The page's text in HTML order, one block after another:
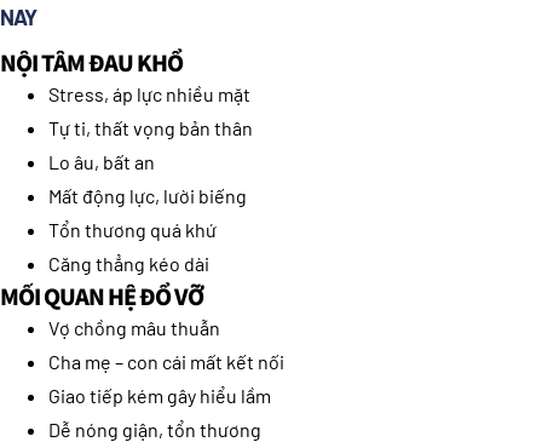
NAY
NỘI TÂM ĐAU KHỔ
Stress, áp lực nhiều mặt
Tự ti, thất vọng bản thân
Lo âu, bất an
Mất động lực, lười biếng
Tổn thương quá khứ
Căng thẳng kéo dài
MỐI QUAN HỆ ĐỔ VỠ
Vợ chồng mâu thuẫn
Cha mẹ – con cái mất kết nối
Giao tiếp kém gây hiểu lầm
Dễ nóng giận, tổn thương